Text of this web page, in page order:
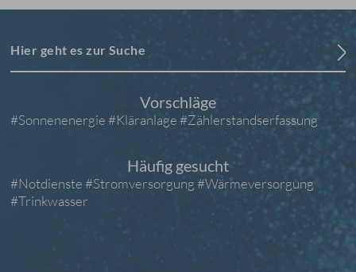
Hier geht es zur Suche
Vorschläge
#Sonnenenergie #Kläranlage #Zählerstandserfassung
Häufig gesucht
#Notdienste #Stromversorgung#Wärmeversorgung
#Trinkwasser